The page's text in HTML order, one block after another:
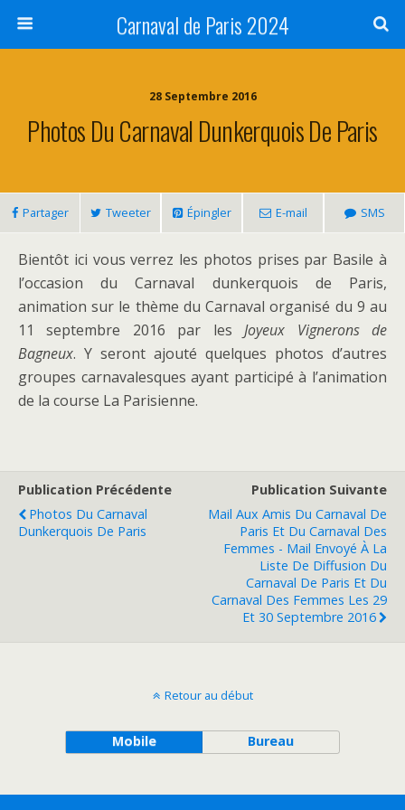
Carnaval de Paris 2024
28 Septembre 2016
Photos Du Carnaval Dunkerquois De Paris
Partager Tweeter Épingler E-mail SMS
Bientôt ici vous verrez les photos prises par Basile à
l’occasion du Carnaval dunkerquois de Paris,
animation sur le thème du Carnaval organisé du 9 au
11 septembre 2016 par lesJoyeux Vignerons de
Bagneux. Y seront ajouté quelques photos d’autres
groupes carnavalesques ayant participé à l’animation
de la course La Parisienne.
Publication Précédente
Photos Du Carnaval
Dunkerquois De Paris
Publication Suivante
Mail Aux Amis Du Carnaval De
Paris Et Du Carnaval Des
Femmes - Mail Envoyé À La
Liste De Diffusion Du
Carnaval De Paris Et Du
Carnaval Des Femmes Les 29
Et 30 Septembre 2016
Retour au début
Mobile Bureau